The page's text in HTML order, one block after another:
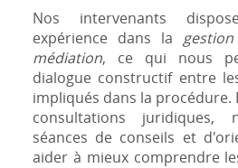
Nos intervenants
expérience dans la
médiation, ce qui nous
dialogue constructif entre
impliqués dans la procédure.
consultations juridiques,
séances de conseils et
aider à mieux comprendre